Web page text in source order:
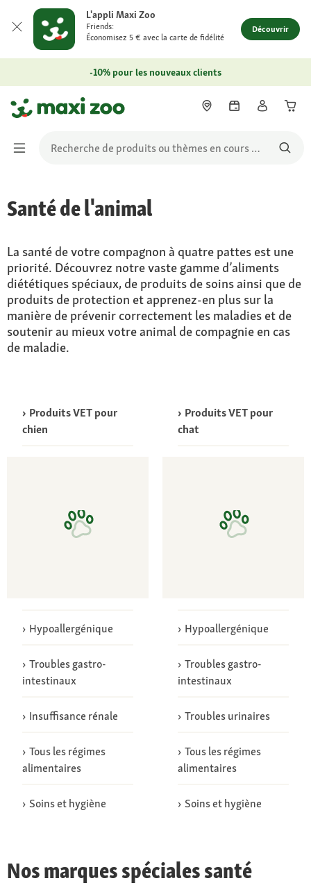
L'appli Maxi Zoo
Friends:
Économisez 5 € avec la carte de fidélité
Découvrir
-10% pour les nouveaux clients
Santé de l'animal
La santé de votre compagnon à quatre pattes est une
priorité. Découvrez notre vaste gamme d’aliments
diététiques spéciaux, de produits de soins ainsi que de
produits de protection et apprenez-en plus sur la
manière de prévenir correctement les maladies et de
soutenir au mieux votre animal de compagnie en cas
de maladie.
Produits VET pour
chien
Hypoallergénique
Troubles gastro-
intestinaux
Insuffisance rénale
Tous les régimes
alimentaires
Soins et hygiène
Produits VET pour
chat
Hypoallergénique
Troubles gastro-
intestinaux
Troubles urinaires
Tous les régimes
alimentaires
Soins et hygiène
Nos marques spéciales santé